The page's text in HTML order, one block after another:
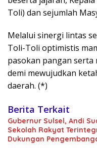
Toli) dan sejumlah
Melalui sinergi lintas
Toli-Toli optimistis
pasokan pangan serta
demi mewujudkan
daerah. (*)
Berita Terkait
Gubernur Sulsel, Andi
Sekolah Rakyat
Dukungan